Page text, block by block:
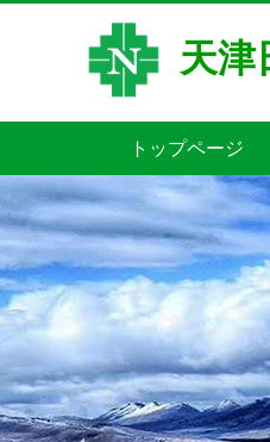
天津
トップページ